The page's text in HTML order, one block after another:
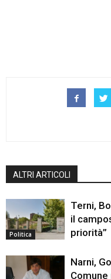
ALTRI ARTICOLI
Politica
Terni,
il
priorità”
Narni,